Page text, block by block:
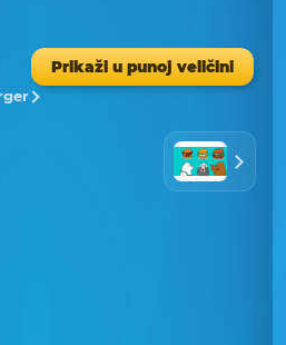
Prikaži u punoj veličini